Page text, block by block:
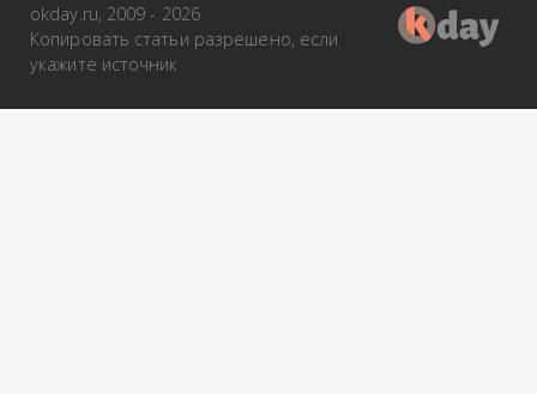
okday.ru, 2009 - 2026
Копировать статьи разрешено, если
укажите источник